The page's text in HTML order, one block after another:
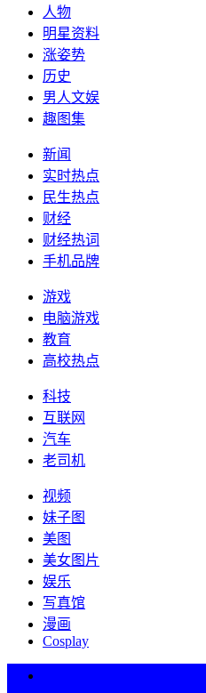
人物
明星资料
涨姿势
历史
男人文娱
趣图集
新闻
实时热点
民生热点
财经
财经热词
手机品牌
游戏
电脑游戏
教育
高校热点
科技
互联网
汽车
老司机
视频
妹子图
美图
美女图片
娱乐
写真馆
漫画
Cosplay